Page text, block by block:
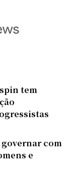
tem
com
e